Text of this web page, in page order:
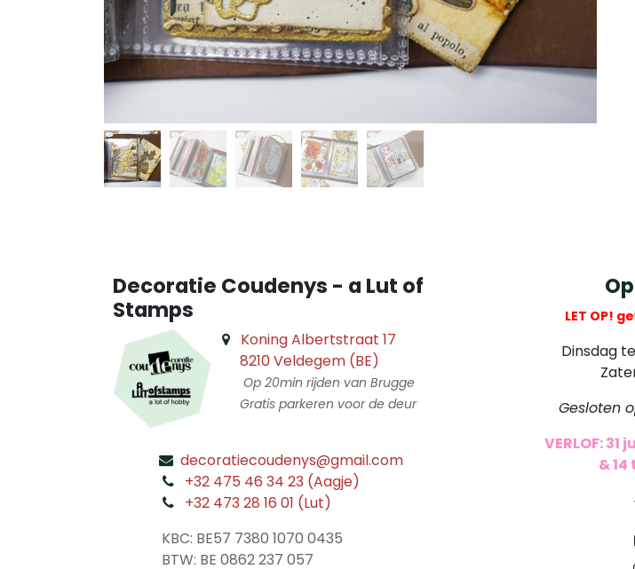
Decoratie Coudenys - a Lut of
Stamps
Koning Albertstraat 17
8210 Veldegem (BE)
Op 20min rijden van Brugge
Gratis parkeren voor de deur
decoratiecoudenys@gmail.com
+32 475 46 34 23 (Aagje)
+32 473 28 16 01 (Lut)
KBC: BE57 7380 1070 0435
​ BTW: BE 0862 237 057
LET OP!
Dinsdag
Gesloten
VERLOF:
&